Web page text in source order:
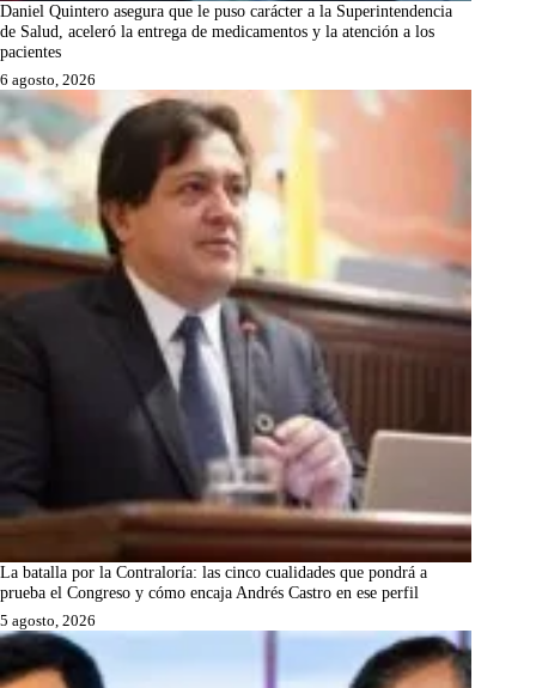
Daniel Quintero asegura que le puso carácter a la Superintendencia
de Salud, aceleró la entrega de medicamentos y la atención a los
pacientes
6 agosto, 2026
La batalla por la Contraloría: las cinco cualidades que pondrá a
prueba el Congreso y cómo encaja Andrés Castro en ese perfil
5 agosto, 2026